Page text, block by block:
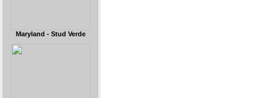
Maryland - Stud Verde